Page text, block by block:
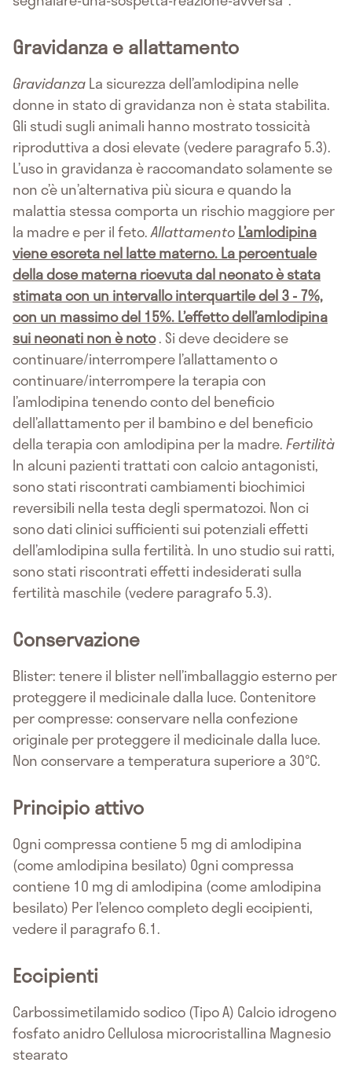
Gravidanza e allattamento
GravidanzaLa sicurezza dell’amlodipina nelle
donne in stato di gravidanza non è stata stabilita.
Gli studi sugli animali hanno mostrato tossicità
riproduttiva a dosi elevate (vedere paragrafo 5.3).
L’uso in gravidanza è raccomandato solamente se
non c’è un’alternativa più sicura e quando la
malattia stessa comporta un rischio maggiore per
la madre e per il feto.AllattamentoL’amlodipina
viene escreta nel latte materno. La percentuale
della dose materna ricevuta dal neonato è stata
stimata con un intervallo interquartile del 3 - 7%,
con un massimo del 15%. L’effetto dell’amlodipina
sui neonati non è noto. Si deve decidere se
continuare/interrompere l’allattamento o
continuare/interrompere la terapia con
l’amlodipina tenendo conto del beneficio
dell’allattamento per il bambino e del beneficio
della terapia con amlodipina per la madre.Fertilità
In alcuni pazienti trattati con calcio antagonisti,
sono stati riscontrati cambiamenti biochimici
reversibili nella testa degli spermatozoi. Non ci
sono dati clinici sufficienti sui potenziali effetti
dell’amlodipina sulla fertilità. In uno studio sui ratti,
sono stati riscontrati effetti indesiderati sulla
fertilità maschile (vedere paragrafo 5.3).
Conservazione
Blister: tenere il blister nell’imballaggio esterno per
proteggere il medicinale dalla luce. Contenitore
per compresse: conservare nella confezione
originale per proteggere il medicinale dalla luce.
Non conservare a temperatura superiore a 30°C.
Principio attivo
Ogni compressa contiene 5 mg di amlodipina
(come amlodipina besilato) Ogni compressa
contiene 10 mg di amlodipina (come amlodipina
besilato) Per l’elenco completo degli eccipienti,
vedere il paragrafo 6.1.
Eccipienti
Carbossimetilamido sodico (Tipo A) Calcio idrogeno
fosfato anidro Cellulosa microcristallina Magnesio
stearato